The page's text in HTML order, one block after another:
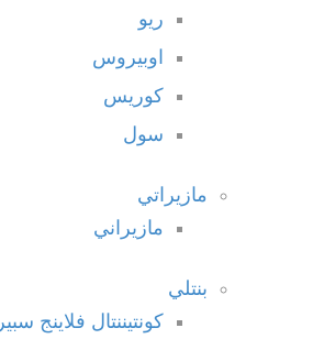
ريو
اوبيروس
كوريس
سول
مازيراتي
مازيراني
بنتلي
كونتيننتال فلاينج سبير